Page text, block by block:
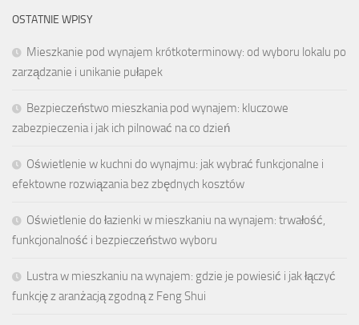
OSTATNIE WPISY
Mieszkanie pod wynajem krótkoterminowy: od wyboru lokalu po
zarządzanie i unikanie pułapek
Bezpieczeństwo mieszkania pod wynajem: kluczowe
zabezpieczenia i jak ich pilnować na co dzień
Oświetlenie w kuchni do wynajmu: jak wybrać funkcjonalne i
efektowne rozwiązania bez zbędnych kosztów
Oświetlenie do łazienki w mieszkaniu na wynajem: trwałość,
funkcjonalność i bezpieczeństwo wyboru
Lustra w mieszkaniu na wynajem: gdzie je powiesić i jak łączyć
funkcję z aranżacją zgodną z Feng Shui